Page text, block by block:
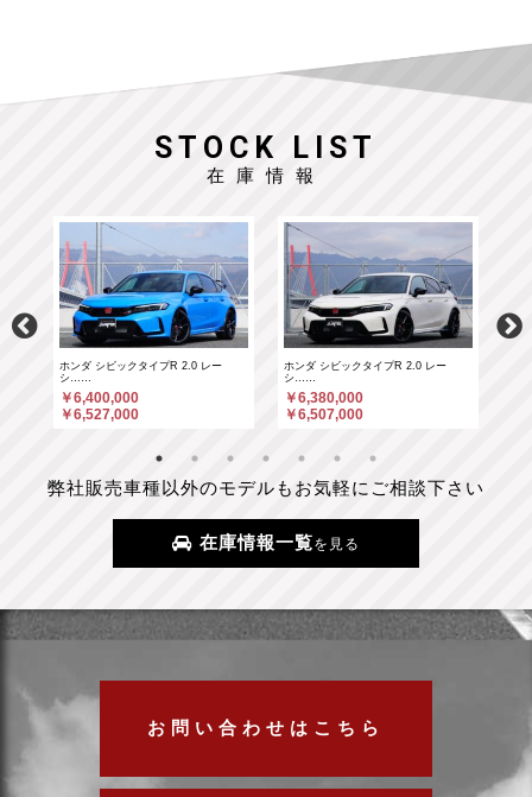
STOCK LIST
在庫情報
ホンダ シビックタイプR 2.0 レー
シ……
￥6,400,000
￥6,527,000
ホンダ シビックタイプR 2.0 レー
シ……
￥6,380,000
￥6,507,000
弊社販売車種以外のモデルもお気軽にご相談下さい
在庫情報一覧を見る
お問い合わせはこちら